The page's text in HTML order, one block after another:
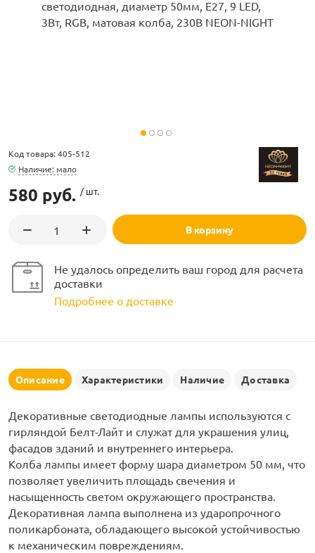
LED
Код товара: 405-512
Наличие: мало
580 руб. / шт.
В корзину
Не удалось определить ваш город для расчета
доставки
Подробнее о доставке
Описание Характеристики Наличие Доставка
Декоративные светодиодные лампы используются с
гирляндой Белт-Лайт и служат для украшения улиц,
фасадов зданий и внутреннего интерьера.
Колба лампы имеет форму шара диаметром 50 мм, что
позволяет увеличить площадь свечения и
насыщенность светом окружающего пространства.
Декоративная лампа выполнена из ударопрочного
поликарбоната, обладающего высокой устойчивостью
к механическим повреждениям.